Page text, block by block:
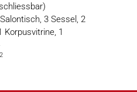
3 Sessel, 2
1
2